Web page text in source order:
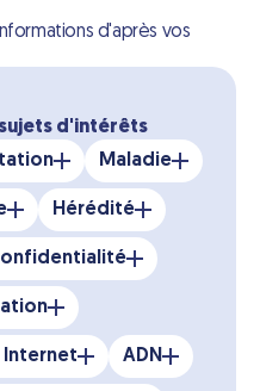
d'après vos
d'intérêts
Maladie
Hérédité
Internet ADN